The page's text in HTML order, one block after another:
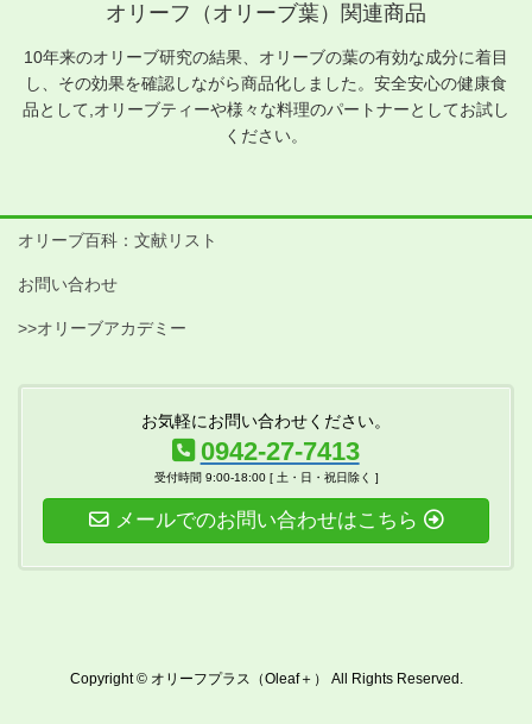
オリーフ（オリーブ葉）関連商品
10年来のオリーブ研究の結果、オリーブの葉の有効な成分に着目
し、その効果を確認しながら商品化しました。安全安心の健康食
品として,オリーブティーや様々な料理のパートナーとしてお試し
ください。
オリーブ百科：文献リスト
お問い合わせ
>>オリーブアカデミー
お気軽にお問い合わせください。
0942-27-7413
受付時間 9:00-18:00 [ 土・日・祝日除く ]
メールでのお問い合わせはこちら
Copyright © オリーフプラス（Oleaf＋） All Rights Reserved.